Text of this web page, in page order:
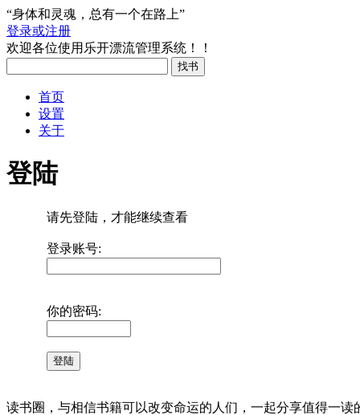
“身体和灵魂，总有一个在路上”
登录或注册
欢迎各位使用乐开漂流管理系统！！
首页
设置
关于
登陆
请先登陆，才能继续查看
登录账号:
你的密码:
读书圈，与相信书籍可以改变命运的人们，一起分享值得一读